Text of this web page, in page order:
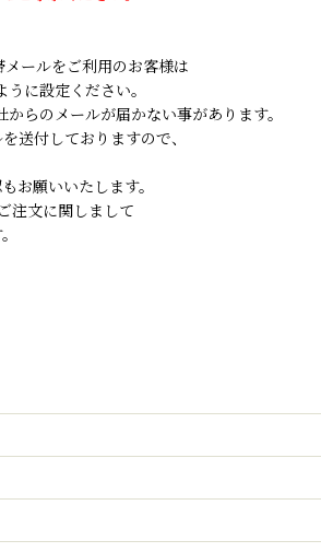
ールをご利用のお客様は
に設定ください。
らのメールが届かない事があります。
送付しておりますので、
お願いいたします。
注文に関しまして